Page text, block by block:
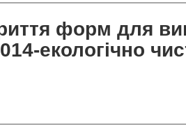
форм для
екологічно